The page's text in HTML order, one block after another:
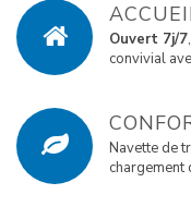
Ouvert 7j/7
convivial
Navette de
chargement